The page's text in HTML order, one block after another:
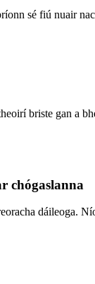
sé fiú nuair
briste gan a
chógaslanna
dáileoga.